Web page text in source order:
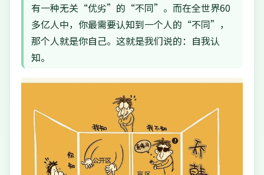
有一种无关“优劣”的“不同”。而在全世界60
多亿人中，你最需要认知到一个人的“不同”，
那个人就是你自己。这就是我们说的：自我认
知。